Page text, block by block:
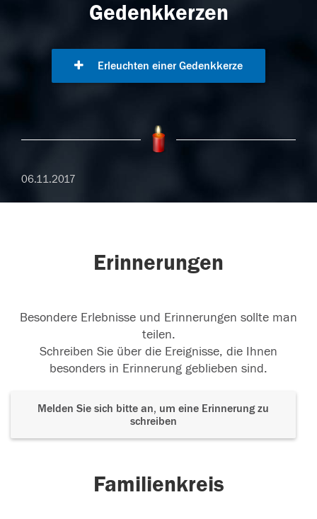
Gedenkkerzen
Erleuchten einer Gedenkkerze
06.11.2017
Erinnerungen
Besondere Erlebnisse und Erinnerungen sollte man
teilen.
Schreiben Sie über die Ereignisse, die Ihnen
besonders in Erinnerung geblieben sind.
Melden Sie sich bitte an, um eine Erinnerung zu
schreiben
Familienkreis